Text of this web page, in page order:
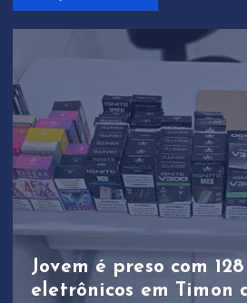
Jovem é preso com
eletrônicos em Timon